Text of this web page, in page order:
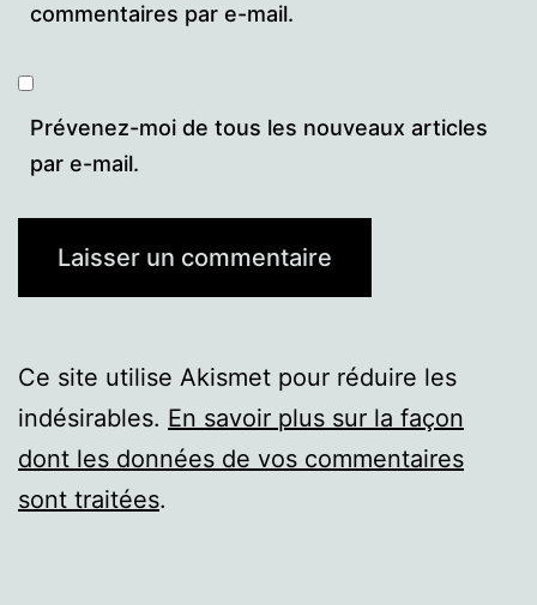
commentaires par e-mail.
Prévenez-moi de tous les nouveaux articles
par e-mail.
Ce site utilise Akismet pour réduire les
indésirables. En savoir plus sur la façon
dont les données de vos commentaires
sont traitées.